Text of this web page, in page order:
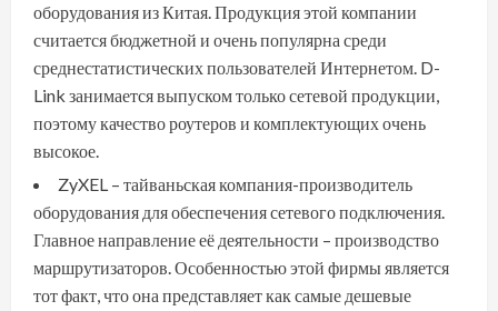
оборудования из Китая. Продукция этой компании
считается бюджетной и очень популярна среди
среднестатистических пользователей Интернетом. D-
Link занимается выпуском только сетевой продукции,
поэтому качество роутеров и комплектующих очень
высокое.
ZyXEL – тайваньская компания-производитель
оборудования для обеспечения сетевого подключения.
Главное направление её деятельности – производство
маршрутизаторов. Особенностью этой фирмы является
тот факт, что она представляет как самые дешевые